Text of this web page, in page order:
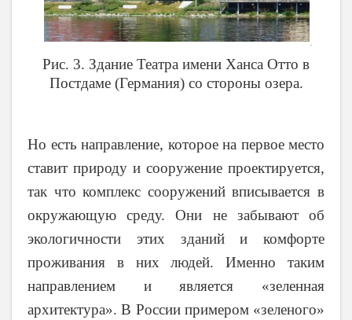
Рис. 3. Здание Театра имени Ханса Отто в
Постдаме (Германия) со стороны озера.
Но есть направление, которое на первое место
ставит природу и сооружение проектируется,
так что комплекс сооружений вписывается в
окружающую среду. Они не забывают об
экологичности этих зданий и комфорте
проживания в них людей. Именно таким
направлением и является «зеленная
архитектура». В России примером «зеленого»